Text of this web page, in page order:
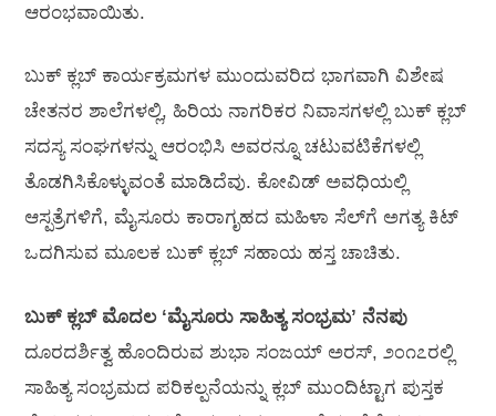
ಆರಂಭವಾಯಿತು.
ಬುಕ್ ಕ್ಲಬ್ ಕಾರ್ಯಕ್ರಮಗಳ ಮುಂದುವರಿದ ಭಾಗವಾಗಿ ವಿಶೇಷ
ಚೇತನರ ಶಾಲೆಗಳಲ್ಲಿ, ಹಿರಿಯ ನಾಗರಿಕರ ನಿವಾಸಗಳಲ್ಲಿ ಬುಕ್ ಕ್ಲಬ್
ಸದಸ್ಯ ಸಂಘಗಳನ್ನು ಆರಂಭಿಸಿ ಅವರನ್ನೂ ಚಟುವಟಿಕೆಗಳಲ್ಲಿ
ತೊಡಗಿಸಿಕೊಳ್ಳುವಂತೆ ಮಾಡಿದೆವು. ಕೋವಿಡ್ ಅವಧಿಯಲ್ಲಿ
ಆಸ್ಪತ್ರೆಗಳಿಗೆ, ಮೈಸೂರು ಕಾರಾಗೃಹದ ಮಹಿಳಾ ಸೆಲ್‌ಗೆ ಅಗತ್ಯ ಕಿಟ್
ಒದಗಿಸುವ ಮೂಲಕ ಬುಕ್ ಕ್ಲಬ್ ಸಹಾಯ ಹಸ್ತ ಚಾಚಿತು.
ಬುಕ್ ಕ್ಲಬ್ ಮೊದಲ ‘ಮೈಸೂರು ಸಾಹಿತ್ಯ ಸಂಭ್ರಮ’ ನೆನಪು
ದೂರದರ್ಶಿತ್ವ ಹೊಂದಿರುವ ಶುಭಾ ಸಂಜಯ್ ಅರಸ್, ೨೦೧೭ರಲ್ಲಿ
ಸಾಹಿತ್ಯ ಸಂಭ್ರಮದ ಪರಿಕಲ್ಪನೆಯನ್ನು ಕ್ಲಬ್ ಮುಂದಿಟ್ಟಾಗ ಪುಸ್ತಕ